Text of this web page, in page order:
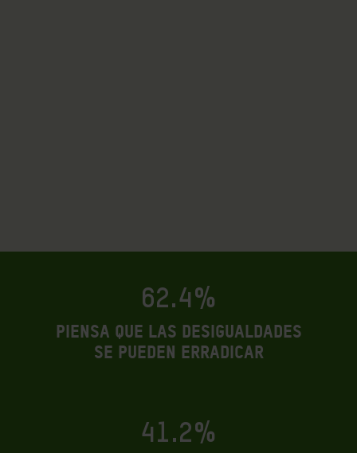
62.4%
piensa que las desigualdades
se pueden erradicar
41.2%